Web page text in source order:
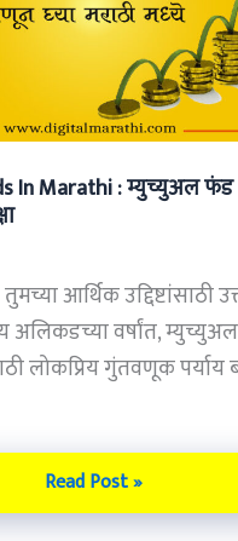
In Marathi : म्युच्युअल फंड
आर्थिक उद्दिष्टांसाठी
अलिकडच्या वर्षांत,
लोकप्रिय गुंतवणूक पर्याय
भविष्याची
सुरक्षा
Read Post »